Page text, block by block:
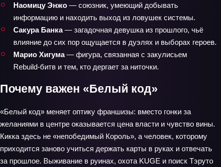
Наомицу Энжо — союзник, умеющий добывать
информацию и находить выход из ловушек системы.
Сакура Банка— загадочная девушка из прошлого, чьё
влияние до сих пор ощущается в дуэлях и выборах героев.
Марио Хигума— фигура, связанная с закулисьем
Rebuild‑битв и тем, кто дергает за ниточки.
Почему важен «Белый код»
«Белый код» меняет оптику франшизы: вместо гонки за
желаниями в центре оказывается цена власти и чувство вины.
Кикка здесь не «непобедимый Король», а человек, которому
приходится заново учиться держать карты в руках и отвечать
за прошлое. Выживание в руинах, охота KUGE и поиск Тэруто